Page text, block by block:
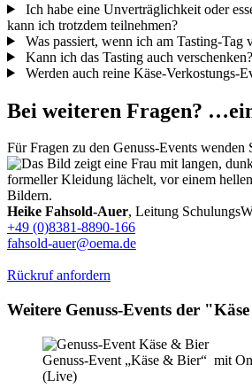
Ich habe eine Unverträglichkeit oder
kann ich trotzdem teilnehmen?
Was passiert, wenn ich am Tasting-Tag
Kann ich das Tasting auch verschenken?
Werden auch reine Käse-Verkostungs-
Bei weiteren Fragen?
Für Fragen zu den Genuss-Events wenden
Heike Fahsold-Auer, Leitung
+49 (0)8381-8890-166
fahsold-auer@oema.de
Rückruf anfordern
Weitere Genuss-Events der
Genuss-Event „Käse & Bier“ mit
(Live)